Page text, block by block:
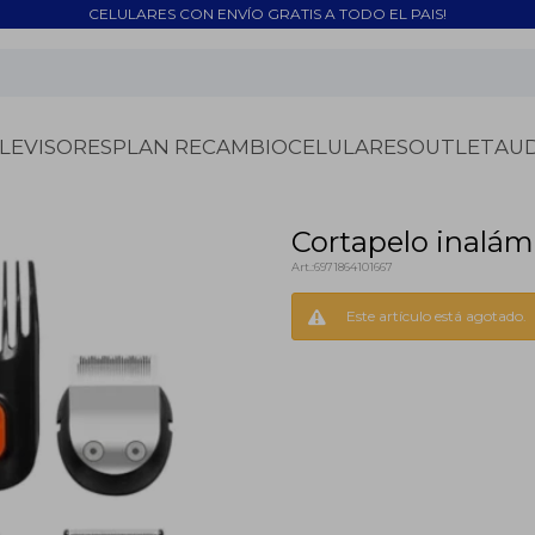
CELULARES CON ENVÍO GRATIS A TODO EL PAIS!
PLAN RECAMBIOCELULARESOUTLET
Cortapelo
6971864101667
Este artículo está agotado.